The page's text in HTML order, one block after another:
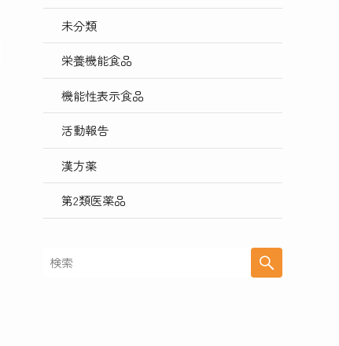
未分類
栄養機能食品
機能性表示食品
活動報告
漢方薬
第2類医薬品